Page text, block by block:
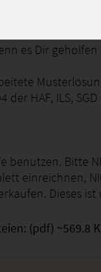
es Dir geholfen
der HAF, ILS, SGD
benutzen. Bitte
einreichnen,
Dieses
(pdf) ~569.8